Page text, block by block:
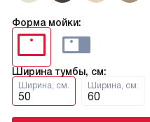
Форма мойки:
Ширина тумбы, см:
Ширина, см.
50
Ширина, см.
60